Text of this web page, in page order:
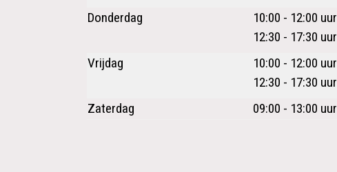
Donderdag
10:00 - 12:00 uur
12:30 - 17:30 uur
Vrijdag
10:00 - 12:00 uur
12:30 - 17:30 uur
Zaterdag
09:00 - 13:00 uur